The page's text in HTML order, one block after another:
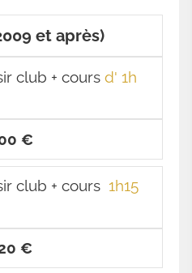
et après)
club + coursd' 1h
€
club + cours 1h15
€